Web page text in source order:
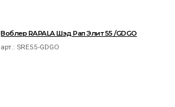
Воблер RAPALA Шэд Рап Элит 55 /GDGO
арт.: SRE55-GDGO